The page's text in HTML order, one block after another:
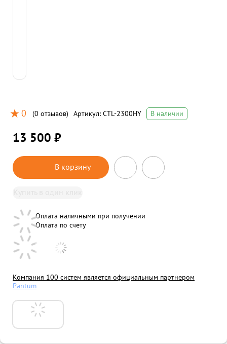
0 (0 отзывов) Артикул: CTL-2300HY В наличии
13 500 ₽
В корзину
Оплата наличными при получении
Оплата по счету
Компания 100 систем является официальным партнером
Pantum